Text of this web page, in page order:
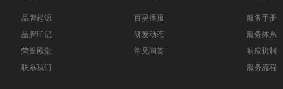
品牌起源
品牌印记
荣誉殿堂
联系我们
百灵播报
研发动态
常见问答
服务手册
服务体系
响应机制
服务流程